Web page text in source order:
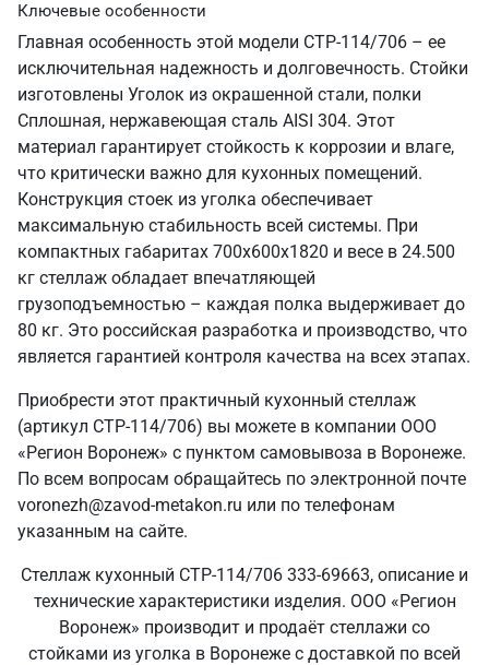
Ключевые особенности
Главная особенность этой модели СТР-114/706 – ее
исключительная надежность и долговечность. Стойки
изготовлены Уголок из окрашенной стали, полки
Сплошная, нержавеющая сталь AISI 304. Этот
материал гарантирует стойкость к коррозии и влаге,
что критически важно для кухонных помещений.
Конструкция стоек из уголка обеспечивает
максимальную стабильность всей системы. При
компактных габаритах 700х600х1820 и весе в 24.500
кг стеллаж обладает впечатляющей
грузоподъемностью – каждая полка выдерживает до
80 кг. Это российская разработка и производство, что
является гарантией контроля качества на всех этапах.
Приобрести этот практичный кухонный стеллаж
(артикул СТР-114/706) вы можете в компании ООО
«Регион Воронеж» с пунктом самовывоза в Воронеже.
По всем вопросам обращайтесь по электронной почте
voronezh@zavod-metakon.ru или по телефонам
указанным на сайте.
Стеллаж кухонный СТР-114/706 333-69663, описание и
технические характеристики изделия. ООО «Регион
Воронеж» производит и продаёт стеллажи со
стойками из уголка в Воронеже с доставкой по всей